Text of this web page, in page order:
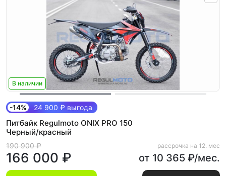
В наличии
-14% 24 900 ₽ выгода
Питбайк Regulmoto ONIX PRO 150
Черный/красный
190 900 ₽
166 000 ₽
рассрочка на 12. мес
от 10 365 ₽/мес.